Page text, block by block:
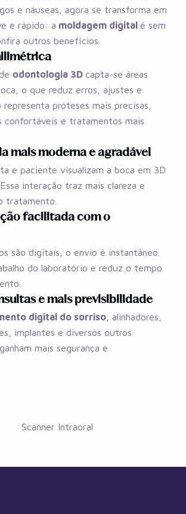
e náuseas, agora se transforma em
e rápido: a moldagem digital é sem
outros benefícios.
odontologia 3D capta-se áreas
o que reduz erros, ajustes e
representa próteses mais precisas,
confortáveis e tratamentos mais
mais moderna e agradável
e paciente visualizam a boca em 3D
interação traz mais clareza e
tratamento.
facilitada com o
são digitais, o envio é instantâneo.
do laboratório e reduz o tempo
e mais previsibilidade
digital do sorriso , alinhadores,
implantes e diversos outros
mais segurança e